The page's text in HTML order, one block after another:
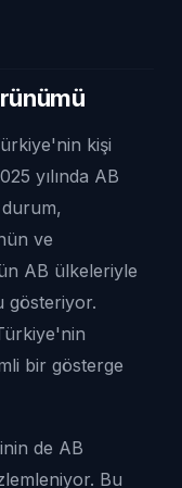
kişi
yılında AB
durum,
ve
AB ülkeleriyle
gösteriyor.
bir gösterge
de AB
Bu